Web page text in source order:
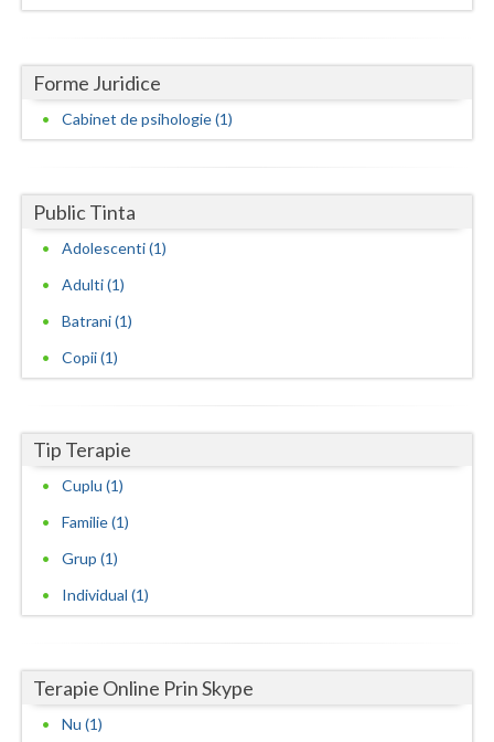
Hunedoara
Ilfov
Maramures
Mehedinti
Mures
Neamt
Prahova
Satu-Mare
Sibiu
Teleorman
Timis
Forme Juridice
Cabinet de psihologie (1)
Public Tinta
Adolescenti (1)
Adulti (1)
Batrani (1)
Copii (1)
Tip Terapie
Cuplu (1)
Familie (1)
Grup (1)
Individual (1)
Terapie Online Prin Skype
Nu (1)